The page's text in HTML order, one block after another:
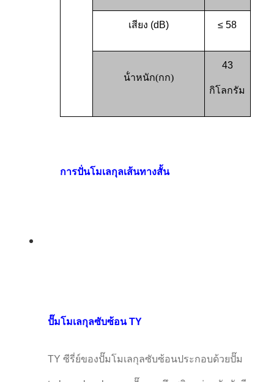
เสียง (dB) ≤ 58
น้ําหนัก(กก)
43
กิโลกรัม
การปั่นโมเลกุลเส้นทางสั้น
ปั๊มโมเลกุลซับซ้อน TY
TY ซีรี่ย์ของปั๊มโมเลกุลซับซ้อนประกอบด้วยปั๊ม